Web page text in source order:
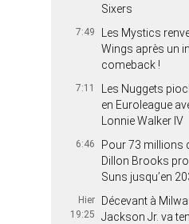
Sixers
7:49
Les Mystics
Wings après un
comeback !
7:11
Les Nuggets
en Euroleague
Lonnie Walker IV
6:46
Pour 73 millions
Dillon Brooks
Suns jusqu’en
Hier
19:25
Décevant à
Jackson Jr. va